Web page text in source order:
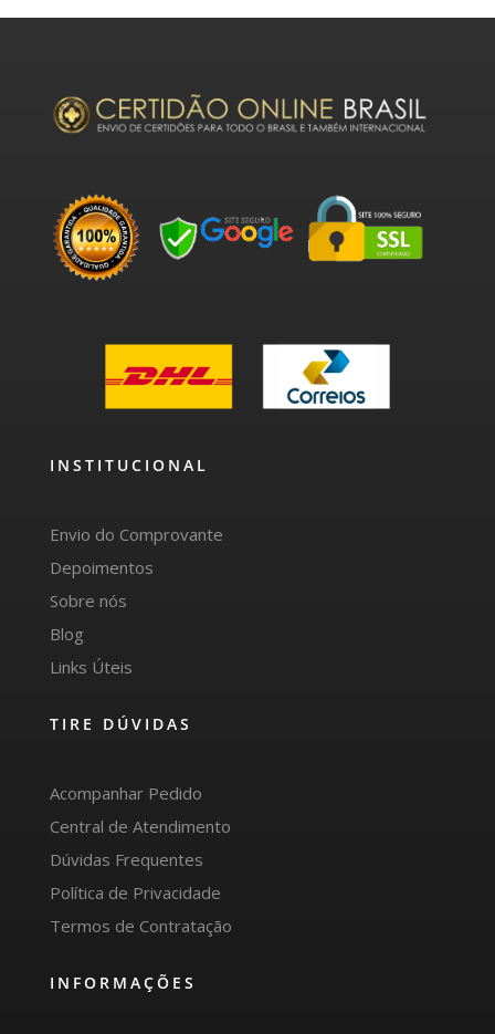
INSTITUCIONAL
Envio do Comprovante
Depoimentos
Sobre nós
Blog
Links Úteis
TIRE DÚVIDAS
Acompanhar Pedido
Central de Atendimento
Dúvidas Frequentes
Política de Privacidade
Termos de Contratação
INFORMAÇÕES